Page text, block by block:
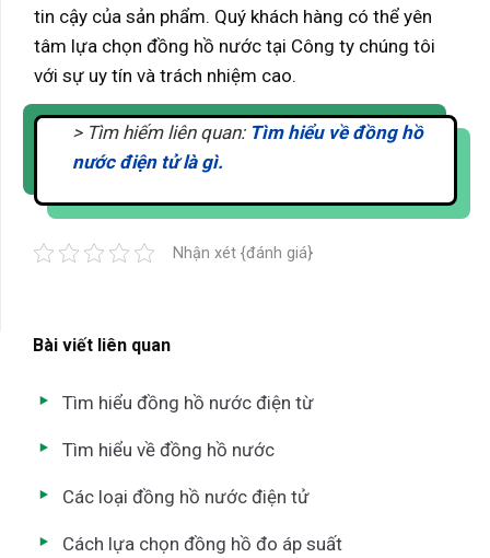
Bài viết liên quan
Tìm hiểu đồng hồ nước điện từ
Tìm hiểu về đồng hồ nước
Các loại đồng hồ nước điện tử
Cách lựa chọn đồng hồ đo áp suất
tin cậy của sản phẩm. Quý khách hàng có thể yên
tâm lựa chọn đồng hồ nước tại Công ty chúng tôi
với sự uy tín và trách nhiệm cao.
> Tìm hiếm liên quan: Tìm hiểu về đồng hồ
nước điện tử là gì.
Nhận xét {đánh giá}